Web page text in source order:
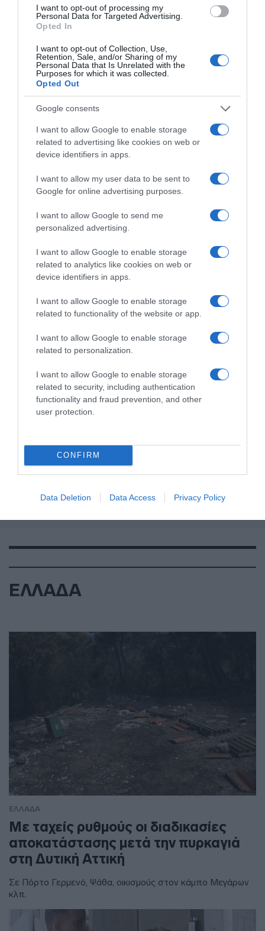
I want to opt-out of processing my
Personal Data for Targeted Advertising.
Opted In
I want to opt-out of Collection, Use,
Retention, Sale, and/or Sharing of my
Personal Data that Is Unrelated with the
Purposes for which it was collected.
Opted Out
Google consents
I want to allow Google to enable storage
related to advertising like cookies on web or
device identifiers in apps.
I want to allow my user data to be sent to
Google for online advertising purposes.
I want to allow Google to send me
personalized advertising.
I want to allow Google to enable storage
related to analytics like cookies on web or
device identifiers in apps.
I want to allow Google to enable storage
related to functionality of the website or app.
I want to allow Google to enable storage
related to personalization.
I want to allow Google to enable storage
related to security, including authentication
functionality and fraud prevention, and other
user protection.
CONFIRM
Data Deletion Data Access Privacy Policy
ΚΡΗΤΗ
ΣΧΟΛΙΑ
ΕΛΛΑΔΑ
ΕΛΛΑΔΑ
Με ταχείς ρυθμούς οι διαδικασίες
αποκατάστασης μετά την πυρκαγιά
στη Δυτική Αττική
Σε Πόρτο Γερμενό, Ψάθα, οικισμούς στον κάμπο Μεγάρων
κλπ.